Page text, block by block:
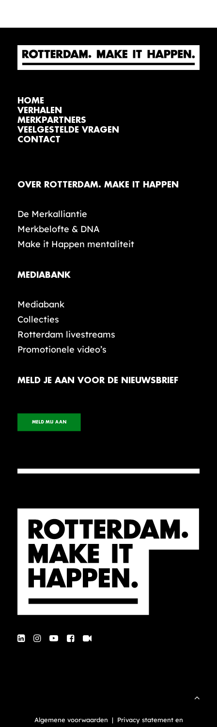
HOME
VERHALEN
MERKPARTNERS
VEELGESTELDE VRAGEN
CONTACT
OVER ROTTERDAM. MAKE IT HAPPEN
De Merkalliantie
Merkbelofte & DNA
Make it Happen mentaliteit
MEDIABANK
Mediabank
Collecties
Rotterdam livestreams
Promotionele video’s
MELD JE AAN VOOR DE NIEUWSBRIEF
MELD MIJ AAN
Algemene voorwaarden | Privacy statement en